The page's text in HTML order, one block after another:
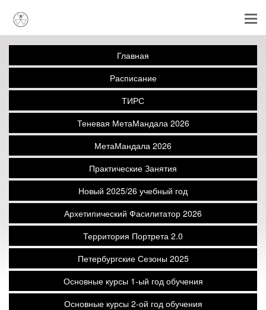
Главная
Расписание
ТИРС
Теневая МетаМандала 2026
МетаМандала 2026
Практические Занятия
Новый 2025/26 учебный год
Архетипический Фасилитатор 2026
Территория Портрета 2.0
Петербургские Сезоны 2025
Основные курсы 1-ый год обучения
Основные курсы 2-ой год обучения